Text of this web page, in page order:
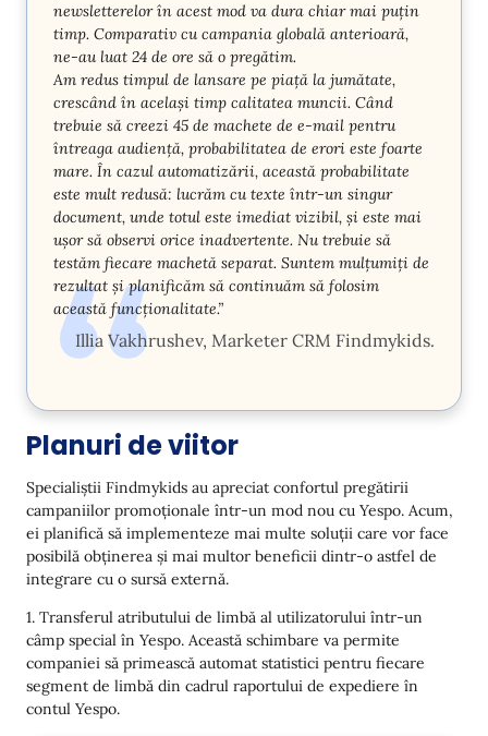
newsletterelor în acest mod va dura chiar mai puțin
timp. Comparativ cu campania globală anterioară,
ne-au luat 24 de ore să o pregătim.
Am redus timpul de lansare pe piață la jumătate,
crescând în același timp calitatea muncii. Când
trebuie să creezi 45 de machete de e-mail pentru
întreaga audiență, probabilitatea de erori este foarte
mare. În cazul automatizării, această probabilitate
este mult redusă: lucrăm cu texte într-un singur
document, unde totul este imediat vizibil, și este mai
ușor să observi orice inadvertente. Nu trebuie să
testăm fiecare machetă separat. Suntem mulțumiți de
rezultat și planificăm să continuăm să folosim
această funcționalitate.”
Illia Vakhrushev, Marketer CRM Findmykids.
Planuri de viitor
Specialiștii Findmykids au apreciat confortul pregătirii
campaniilor promoționale într-un mod nou cu Yespo. Acum,
ei planifică să implementeze mai multe soluții care vor face
posibilă obținerea și mai multor beneficii dintr-o astfel de
integrare cu o sursă externă.
1. Transferul atributului de limbă al utilizatorului într-un
câmp special în Yespo. Această schimbare va permite
companiei să primească automat statistici pentru fiecare
segment de limbă din cadrul raportului de expediere în
contul Yespo.